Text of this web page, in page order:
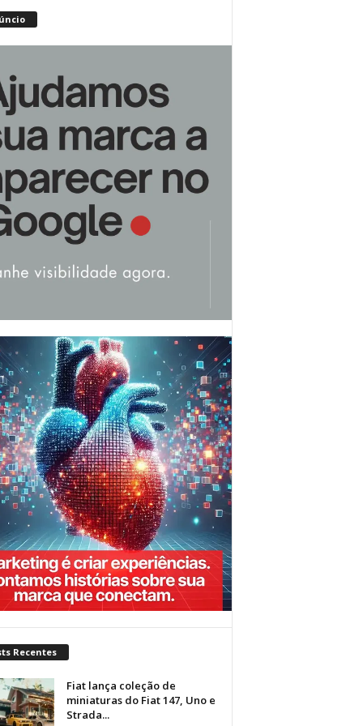
Recentes
Fiat lança coleção de
miniaturas do Fiat 147, Uno e
Strada...